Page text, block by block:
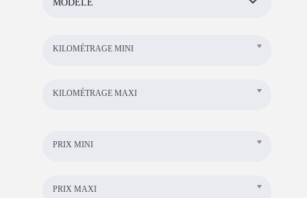
MODÈLE
KILOMÉTRAGE MINI
KILOMÉTRAGE MAXI
PRIX MINI
PRIX MAXI